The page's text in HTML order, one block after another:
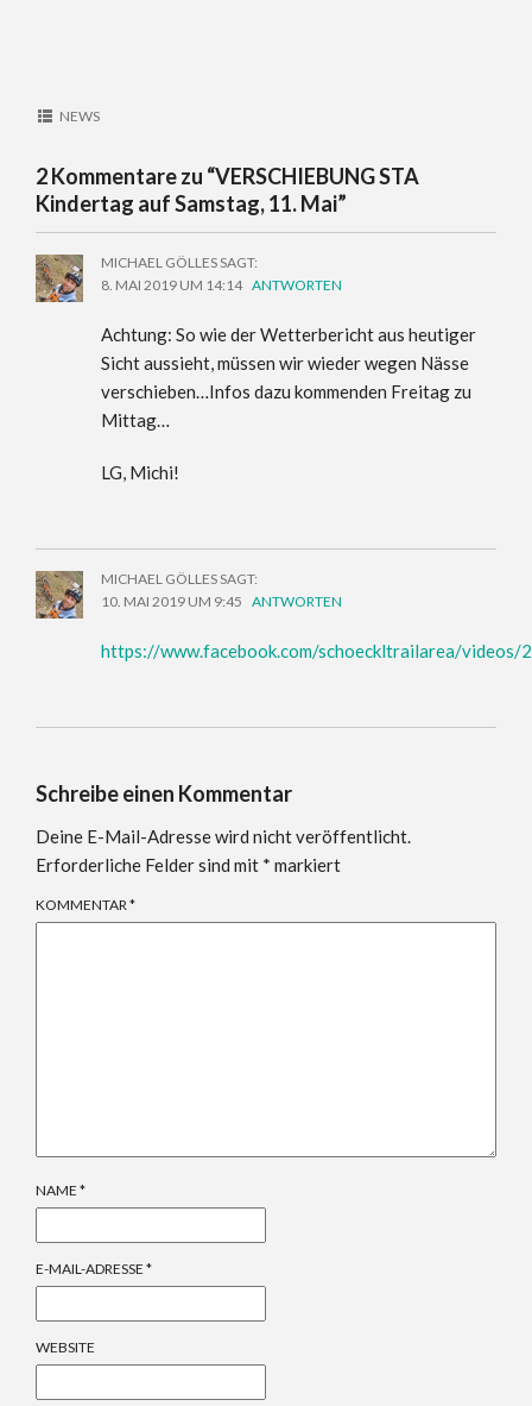
NEWS
2 Kommentare zu “VERSCHIEBUNG STA
Kindertag auf Samstag, 11. Mai”
MICHAEL GÖLLES SAGT:
8. MAI 2019 UM 14:14 ANTWORTEN
Achtung: So wie der Wetterbericht aus heutiger
Sicht aussieht, müssen wir wieder wegen Nässe
verschieben…Infos dazu kommenden Freitag zu
Mittag…
LG, Michi!
MICHAEL GÖLLES SAGT:
10. MAI 2019 UM 9:45 ANTWORTEN
https://www.facebook.com/schoeckltrailarea/
Schreibe einen Kommentar
Deine E-Mail-Adresse wird nicht veröffentlicht.
Erforderliche Felder sind mit * markiert
KOMMENTAR *
NAME *
E-MAIL-ADRESSE *
WEBSITE